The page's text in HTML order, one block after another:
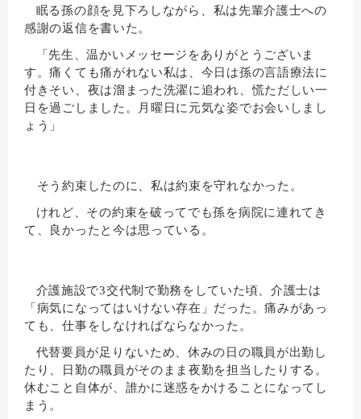
眠る孫の顔を見下ろしながら、私は先輩介護士への
感謝の返信を書いた。
「先生、温かいメッセージをありがとうございま
す。痛くても痛がれない私は、今日は孫の言語療法に
付きそい、夜は溜まった洗濯に追われ、慌ただしい一
日を過ごしました。月曜日に元気な姿でお会いしまし
ょう」
そう約束したのに、私は約束を守れなかった。
けれど、その約束を破ってでも孫を病院に連れてき
て、良かったと今は思っている。
介護施設で3交代制で勤務をしていた頃、介護士は
「病気になってはいけない存在」だった。痛みがあっ
ても、仕事をしなければならなかった。
代替要員が足りないため、休みの日の職員が出勤し
たり、日勤の職員がそのまま夜勤を担当したりする。
休むこと自体が、誰かに迷惑をかけることになってし
まう。